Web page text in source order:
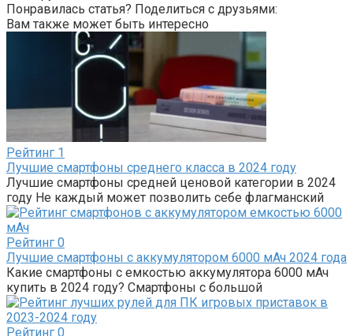
Понравилась статья? Поделиться с друзьями:
Вам также может быть интересно
Рейтинг 1
Лучшие смартфоны среднего класса в 2024 году
Лучшие смартфоны средней ценовой категории в 2024
году Не каждый может позволить себе флагманский
Рейтинг 0
Лучшие смартфоны с аккумулятором 6000 мАч 2024 года
Какие смартфоны с емкостью аккумулятора 6000 мАч
купить в 2024 году? Смартфоны с большой
Рейтинг 0